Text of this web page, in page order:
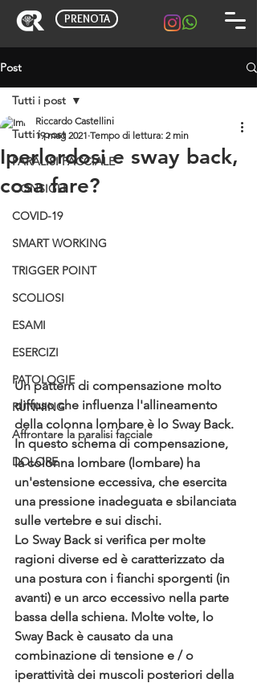
PRENOTA
Post
Tutti i post
PARALISI FACCIALE
CONSIGLI
COVID-19
SMART WORKING
TRIGGER POINT
SCOLIOSI
ESAMI
ESERCIZI
PATOLOGIE
RUNNING
Affrontare la paralisi facciale
DOLORE
Tutti i post
Iperlordosi e sway back,
cosa fare?
Riccardo Castellini
19 mag 2021 Tempo di lettura: 2 min
Un pattern di compensazione molto
diffuso che influenza l'allineamento
della colonna lombare è lo Sway Back.
In questo schema di compensazione,
la colonna lombare (lombare) ha
un'estensione eccessiva, che esercita
una pressione inadeguata e sbilanciata
sulle vertebre e sui dischi.
Lo Sway Back si verifica per molte
ragioni diverse ed è caratterizzato da
una postura con i fianchi sporgenti (in
avanti) e un arco eccessivo nella parte
bassa della schiena. Molte volte, lo
Sway Back è causato da una
combinazione di tensione e / o
iperattività dei muscoli posteriori della